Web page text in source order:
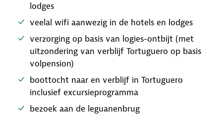
lodges
veelal wifi aanwezig in de hotels en lodges
verzorging op basis van logies-ontbijt (met
uitzondering van verblijf Tortuguero op basis
volpension)
boottocht naar en verblijf in Tortuguero
inclusief excursieprogramma
bezoek aan de leguanenbrug